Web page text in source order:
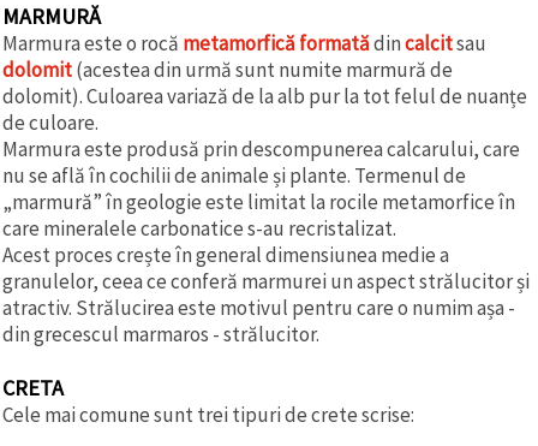
MARMURĂ
Marmura este o rocă metamorfică formatădincalcitsau
dolomit(acestea din urmă sunt numite marmură de
dolomit). Culoarea variază de la alb pur la tot felul de nuanțe
de culoare.
Marmura este produsă prin descompunerea calcarului, care
nu se află în cochilii de animale și plante. Termenul de
„marmură” în geologie este limitat la rocile metamorfice în
care mineralele carbonatice s-au recristalizat.
Acest proces crește în general dimensiunea medie a
granulelor, ceea ce conferă marmurei un aspect strălucitor și
atractiv. Strălucirea este motivul pentru care o numim așa -
din grecescul marmaros - strălucitor.
CRETA
Cele mai comune sunt trei tipuri de crete scrise: